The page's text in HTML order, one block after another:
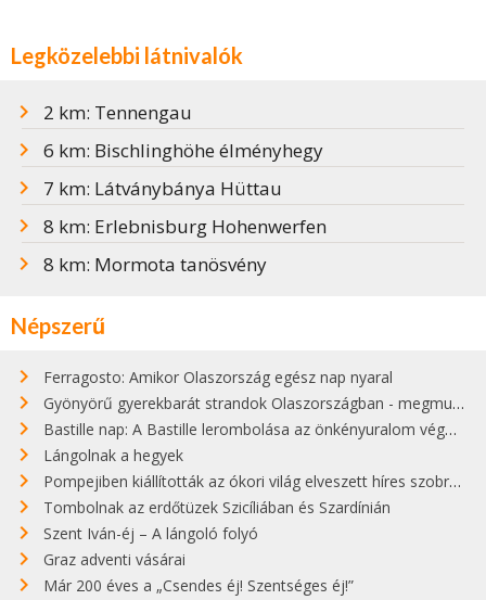
Legközelebbi látnivalók
2 km: Tennengau
6 km: Bischlinghöhe élményhegy
7 km: Látványbánya Hüttau
8 km: Erlebnisburg Hohenwerfen
8 km: Mormota tanösvény
Népszerű
Ferragosto: Amikor Olaszország egész nap nyaral
Gyönyörű gyerekbarát strandok Olaszországban - megmutatjuk a 15 legjobbat
Bastille nap: A Bastille lerombolása az önkényuralom végét jelentette
Lángolnak a hegyek
Pompejiben kiállították az ókori világ elveszett híres szobrának másolatát
Tombolnak az erdőtüzek Szicíliában és Szardínián
Szent Iván-éj – A lángoló folyó
Graz adventi vásárai
Már 200 éves a „Csendes éj! Szentséges éj!”